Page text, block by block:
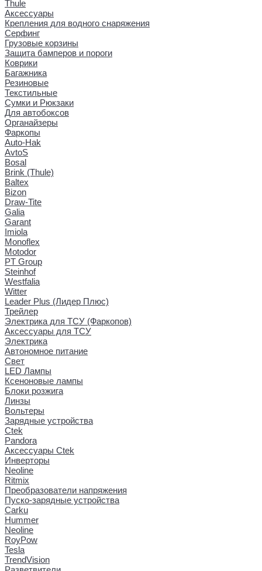
Thule
Аксессуары
Крепления для водного снаряжения
Серфинг
Грузовые корзины
Защита бамперов и пороги
Коврики
Багажника
Резиновые
Текстильные
Сумки и Рюкзаки
Для автобоксов
Органайзеры
Фаркопы
Auto-Hak
AvtoS
Bosal
Brink (Thule)
Baltex
Bizon
Draw-Tite
Galia
Garant
Imiola
Monoflex
Motodor
PT Group
Steinhof
Westfalia
Witter
Leader Plus (Лидер Плюс)
Трейлер
Электрика для ТСУ (Фаркопов)
Аксессуары для ТСУ
Электрика
Автономное питание
Свет
LED Лампы
Ксеноновые лампы
Блоки розжига
Линзы
Вольтеры
Зарядные устройства
Ctek
Pandora
Аксессуары Ctek
Инверторы
Neoline
Ritmix
Преобразователи напряжения
Пуско-зарядные устройства
Carku
Hummer
Neoline
RoyPow
Tesla
TrendVision